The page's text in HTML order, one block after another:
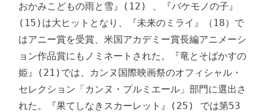
おかみこどもの雨と雪』(12) 、『バケモノの子』
(15)は大ヒットとなり、『未来のミライ』（18）で
はアニー賞を受賞、米国アカデミー賞長編アニメーシ
ョン作品賞にもノミネートされた。『竜とそばかすの
姫』(21)では、カンヌ国際映画祭のオフィシャル・
セレクション「カンヌ・プルミエール」部門に選出さ
れた。『果てしなきスカーレット』(25) では第53